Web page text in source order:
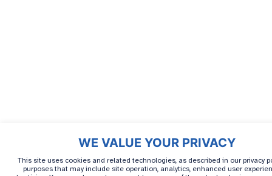
WE VALUE YOUR PRIVACY
This site uses cookies and related technologies, as described in our privacy
purposes that may include site operation, analytics, enhanced user